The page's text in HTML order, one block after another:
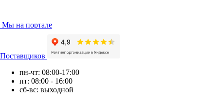
Мы на портале
Поставщиков
пн-чт: 08:00-17:00
пт: 08:00 - 16:00
сб-вс: выходной